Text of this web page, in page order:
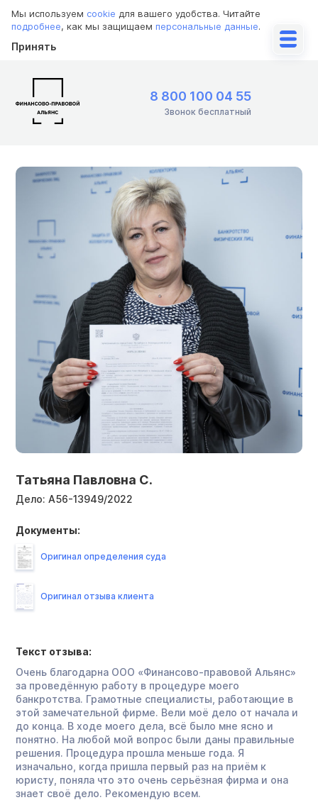
Мы используем cookie для вашего удобства. Читайте
подробнее, как мы защищаем персональные данные.
Принять
8 800 100 04 55
Звонок бесплатный
Татьяна Павловна С.
Дело: А56-13949/2022
Текст отзыва:
Очень благодарна ООО «Финансово-правовой Альянс»
за проведённую работу в процедуре моего
банкротства. Грамотные специалисты, работающие в
этой замечательной фирме. Вели моё дело от начала и
до конца. В ходе моего дела, всё было мне ясно и
понятно. На любой мой вопрос были даны правильные
решения. Процедура прошла меньше года. Я
изначально, когда пришла первый раз на приём к
юристу, поняла что это очень серьёзная фирма и она
знает своё дело. Рекомендую всем.
Документы:
Оригинал определения суда
Оригинал отзыва клиента